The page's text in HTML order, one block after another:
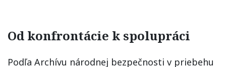
Od konfrontácie k spolupráci
Podľa Archívu národnej bezpečnosti v priebehu